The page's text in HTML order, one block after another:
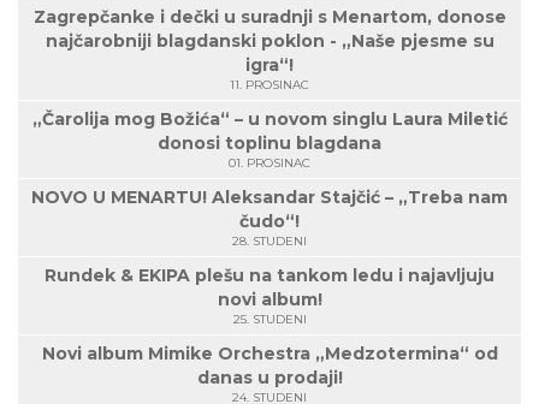
Zagrepčanke i dečki u suradnji s Menartom, donose
najčarobniji blagdanski poklon - „Naše pjesme su
igra“!
11. PROSINAC
„Čarolija mog Božića“ – u novom singlu Laura Miletić
donosi toplinu blagdana
01. PROSINAC
NOVO U MENARTU! Aleksandar Stajčić – „Treba nam
čudo“!
28. STUDENI
Rundek & EKIPA plešu na tankom ledu i najavljuju
novi album!
25. STUDENI
Novi album Mimike Orchestra „Medzotermina“ od
danas u prodaji!
24. STUDENI